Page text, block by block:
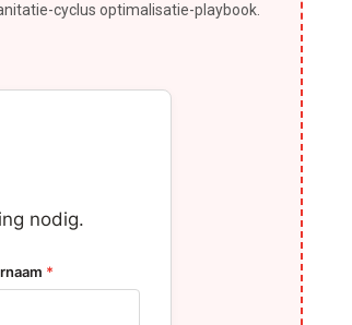
cyclus optimalisatie-playbook.
nodig.
*